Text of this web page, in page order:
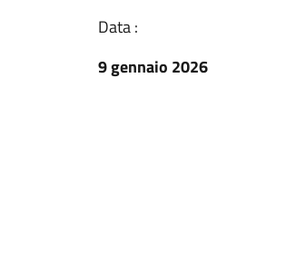
Data :
9 gennaio 2026